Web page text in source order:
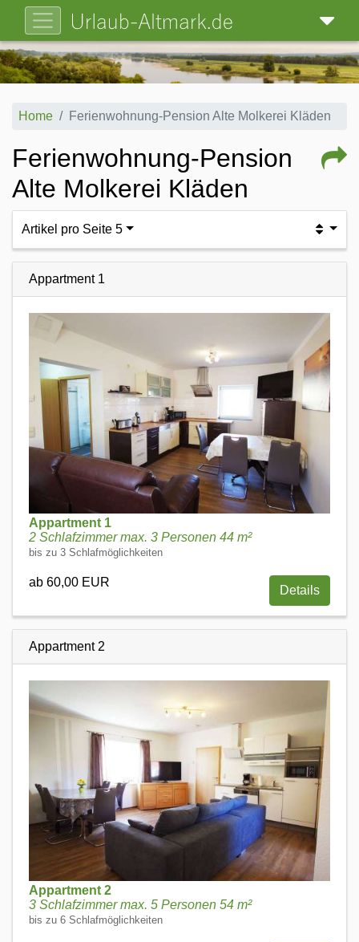
Home Ferienwohnung-Pension Alte Molkerei Kläden
Ferienwohnung-Pension
Alte Molkerei Kläden
Artikel pro Seite 5
Appartment 1
Appartment 1
2 Schlafzimmer max. 3 Personen 44 m²
bis zu 3 Schlafmöglichkeiten
ab 60,00 EUR
Details
Appartment 2
Appartment 2
3 Schlafzimmer max. 5 Personen 54 m²
bis zu 6 Schlafmöglichkeiten